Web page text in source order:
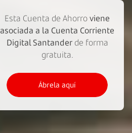
Esta Cuenta de Ahorroviene
asociada a la Cuenta Corriente
Digital Santanderde forma
gratuita.
Ábrela aquí